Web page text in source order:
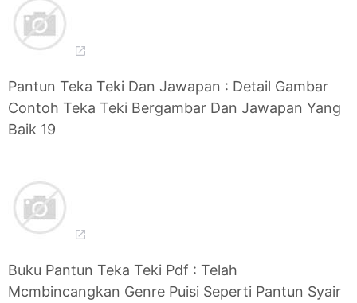
Pantun Teka Teki Dan Jawapan : Detail Gambar
Contoh Teka Teki Bergambar Dan Jawapan Yang
Baik 19
Buku Pantun Teka Teki Pdf : Telah
Mcmbincangkan Genre Puisi Seperti Pantun Syair